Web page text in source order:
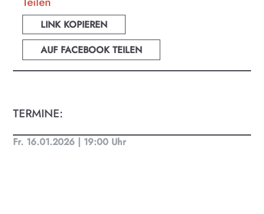
LINK KOPIEREN
AUF FACEBOOK TEILEN
TERMINE:
Fr. 16.01.2026 | 19:00 Uhr